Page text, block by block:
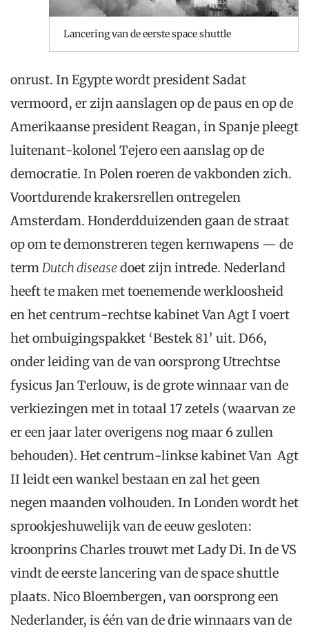
Lancering van de eerste space shuttle
onrust. In Egypte wordt president Sadat
vermoord, er zijn aanslagen op de paus en op de
Amerikaanse president Reagan, in Spanje pleegt
luitenant-kolonel Tejero een aanslag op de
democratie. In Polen roeren de vakbonden zich.
Voortdurende krakersrellen ontregelen
Amsterdam. Honderdduizenden gaan de straat
op om te demonstreren tegen kernwapens — de
termDutch diseasedoet zijn intrede. Nederland
heeft te maken met toenemende werkloosheid
en het centrum-rechtse kabinet Van Agt I voert
het ombuigingspakket ‘Bestek 81’ uit. D66,
onder leiding van de van oorsprong Utrechtse
fysicus Jan Terlouw, is de grote winnaar van de
verkiezingen met in totaal 17 zetels (waarvan ze
er een jaar later overigens nog maar 6 zullen
behouden). Het centrum-linkse kabinet Van Agt
II leidt een wankel bestaan en zal het geen
negen maanden volhouden. In Londen wordt het
sprookjeshuwelijk van de eeuw gesloten:
kroonprins Charles trouwt met Lady Di. In de VS
vindt de eerste lancering van de space shuttle
plaats. Nico Bloembergen, van oorsprong een
Nederlander, is één van de drie winnaars van de